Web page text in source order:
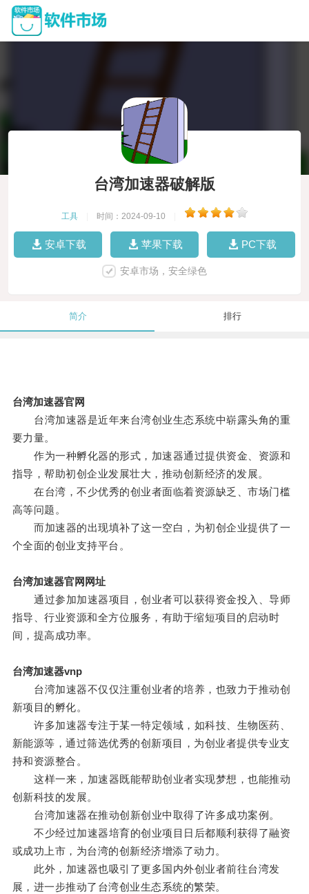
台湾加速器破解版
工具 时间：2024-09-10
安卓下载 苹果下载 PC下载
安卓市场，安全绿色
简介 排行
台湾加速器官网
台湾加速器是近年来台湾创业生态系统中崭露头角的重
要力量。
作为一种孵化器的形式，加速器通过提供资金、资源和
指导，帮助初创企业发展壮大，推动创新经济的发展。
在台湾，不少优秀的创业者面临着资源缺乏、市场门槛
高等问题。
而加速器的出现填补了这一空白，为初创企业提供了一
个全面的创业支持平台。
台湾加速器官网网址
通过参加加速器项目，创业者可以获得资金投入、导师
指导、行业资源和全方位服务，有助于缩短项目的启动时
间，提高成功率。
台湾加速器vnp
台湾加速器不仅仅注重创业者的培养，也致力于推动创
新项目的孵化。
许多加速器专注于某一特定领域，如科技、生物医药、
新能源等，通过筛选优秀的创新项目，为创业者提供专业支
持和资源整合。
这样一来，加速器既能帮助创业者实现梦想，也能推动
创新科技的发展。
台湾加速器在推动创新创业中取得了许多成功案例。
不少经过加速器培育的创业项目日后都顺利获得了融资
或成功上市，为台湾的创新经济增添了动力。
此外，加速器也吸引了更多国内外创业者前往台湾发
展，进一步推动了台湾创业生态系统的繁荣。